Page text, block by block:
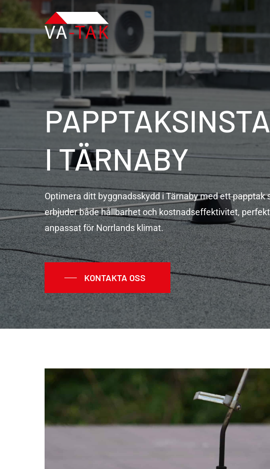
main
content
ITÄRNABY
Optimera ditt byggnadsskydd i Tärnaby med ett papptak
erbjuder både hållbarhet och kostnadseffektivitet, perfekt
anpassat för Norrlands klimat.
KONTAKTA OSS